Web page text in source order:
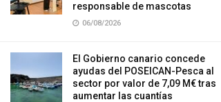
responsable de mascotas
06/08/2026
El Gobierno canario concede
ayudas del POSEICAN-Pesca al
sector por valor de 7,09 M€ tras
aumentar las cuantías